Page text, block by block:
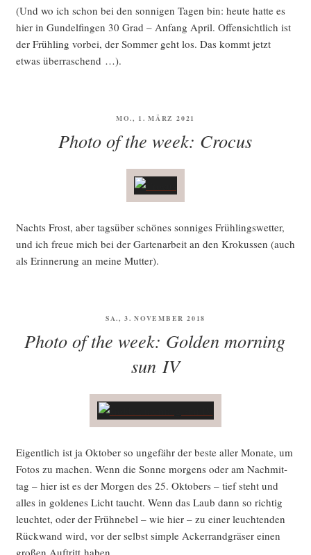
(Und wo ich schon bei den son­ni­gen Tagen bin: heu­te hat­te es
hier in Gun­del­fin­gen 30 Grad – Anfang April. Offen­sicht­lich ist
der Früh­ling vor­bei, der Som­mer geht los. Das kommt jetzt
etwas überraschend …).
VERÖFFENTLICHT
MO., 1. MÄRZ 2021
Photo of the week: Crocus
Nachts Frost, aber tags­über schö­nes son­ni­ges Früh­lings­wet­ter,
und ich freue mich bei der Gar­ten­ar­beit an den Kro­kus­sen (auch
als Erin­ne­rung an mei­ne Mutter).
VERÖFFENTLICHT
SA., 3. NOVEMBER 2018
Photo of the week: Golden morning
sun IV
Eigent­lich ist ja Okto­ber so unge­fähr der bes­te aller Mona­te, um
Fotos zu machen. Wenn die Son­ne mor­gens oder am Nach­mit­
tag – hier ist es der Mor­gen des 25. Okto­bers – tief steht und
alles in gol­de­nes Licht taucht. Wenn das Laub dann so rich­tig
leuch­tet, oder der Früh­ne­bel – wie hier – zu einer leuch­ten­den
Rück­wand wird, vor der selbst simp­le Acker­rand­grä­ser einen
gro­ßen Auf­tritt haben.